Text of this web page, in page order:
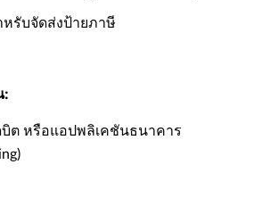
รับจัดส่งป้ายภาษี
:
บิต หรือแอปพลิเคชันธนาคาร